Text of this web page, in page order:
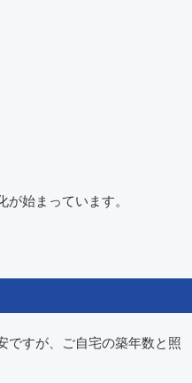
始まっています。
ですが、ご自宅の築年数と照